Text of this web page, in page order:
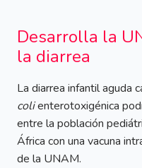
Desarrolla la
la diarrea
La diarrea infantil aguda
colienterotoxigénica
entre la población
África con una vacuna
de la UNAM.